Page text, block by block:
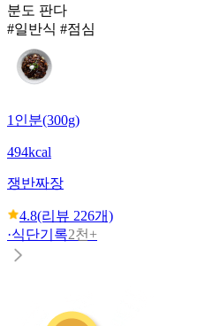
분도 판다
#일반식 #점심
1인분(300g)
494kcal
쟁반짜장
4.8(리뷰 226개)
·식단기록2천+